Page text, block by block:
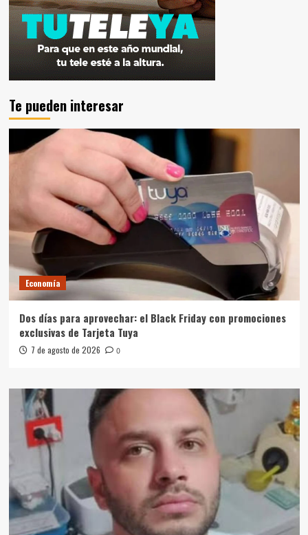
Te pueden interesar
Economía
Dos días para aprovechar: el Black Friday con promociones
exclusivas de Tarjeta Tuya
7 de agosto de 2026 0